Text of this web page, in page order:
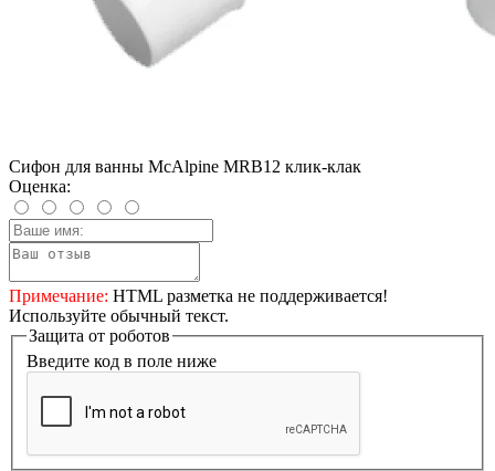
Сифон для ванны McAlpine MRB12 клик-клак
Оценка:
Примечание: HTML разметка не поддерживается!
Используйте обычный текст.
Защита от роботов
Введите код в поле ниже